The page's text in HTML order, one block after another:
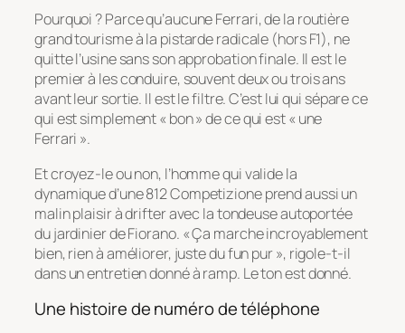
Pourquoi ? Parce qu’aucune Ferrari, de la routière
grand tourisme à la pistarde radicale (hors F1), ne
quitte l’usine sans son approbation finale. Il est le
premier à les conduire, souvent deux ou trois ans
avant leur sortie. Il est le filtre. C’est lui qui sépare ce
qui est simplement « bon » de ce qui est « une
Ferrari ».
Et croyez-le ou non, l’homme qui valide la
dynamique d’une 812 Competizione prend aussi un
malin plaisir à drifter avec la tondeuse autoportée
du jardinier de Fiorano. « Ça marche incroyablement
bien, rien à améliorer, juste du fun pur », rigole-t-il
dans un entretien donné à ramp. Le ton est donné.
Une histoire de numéro de téléphone